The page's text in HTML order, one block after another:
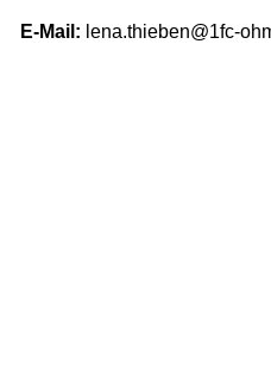
E-Mail: lena.thieben@1fc-